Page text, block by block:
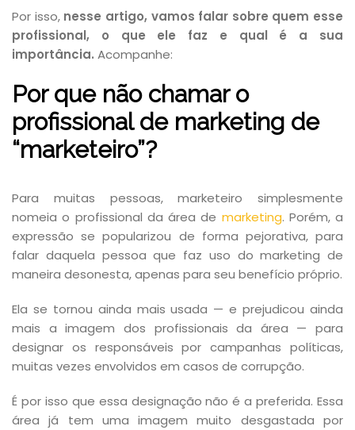
Por isso, nesse artigo, vamos falar sobre quem esse
profissional, o que ele faz e qual é a sua
importância. Acompanhe:
Por que não chamar o
profissional de marketing de
“marketeiro”?
Para muitas pessoas, marketeiro simplesmente
nomeia o profissional da área de marketing. Porém, a
expressão se popularizou de forma pejorativa, para
falar daquela pessoa que faz uso do marketing de
maneira desonesta, apenas para seu benefício próprio.
Ela se tornou ainda mais usada — e prejudicou ainda
mais a imagem dos profissionais da área — para
designar os responsáveis por campanhas políticas,
muitas vezes envolvidos em casos de corrupção.
É por isso que essa designação não é a preferida. Essa
área já tem uma imagem muito desgastada por